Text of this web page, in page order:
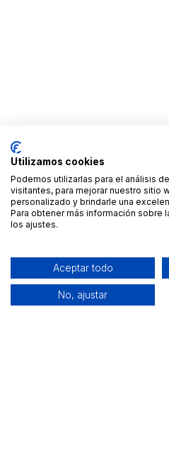
Utilizamos cookies
Podemos utilizarlas para el análisis
visitantes, para mejorar nuestro sitio
personalizado y brindarle una
Para obtener más información sobre
los ajustes.
Aceptar todo
No, ajustar